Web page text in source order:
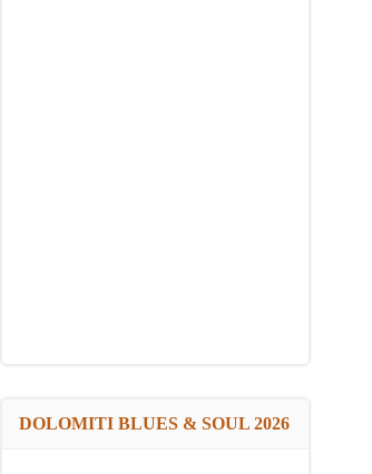
DOLOMITI BLUES & SOUL 2026